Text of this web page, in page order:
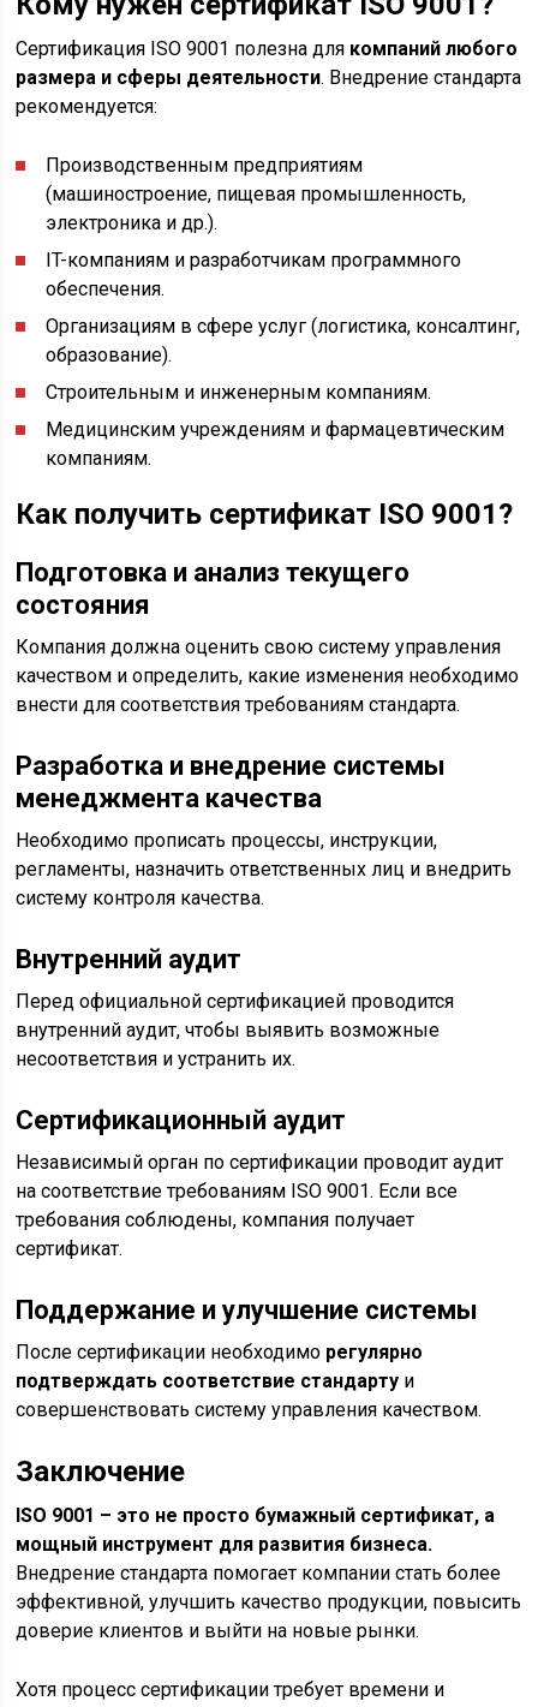
Сертификация ISO 9001 полезна для компаний любого
размера и сферы деятельности. Внедрение стандарта
рекомендуется:
Производственным предприятиям
(машиностроение, пищевая промышленность,
электроника и др.).
IT-компаниям и разработчикам программного
обеспечения.
Организациям в сфере услуг (логистика, консалтинг,
образование).
Строительным и инженерным компаниям.
Медицинским учреждениям и фармацевтическим
компаниям.
Как получить сертификат ISO 9001?
Подготовка и анализ текущего
состояния
Компания должна оценить свою систему управления
качеством и определить, какие изменения необходимо
внести для соответствия требованиям стандарта.
Разработка и внедрение системы
менеджмента качества
Необходимо прописать процессы, инструкции,
регламенты, назначить ответственных лиц и внедрить
систему контроля качества.
Внутренний аудит
Перед официальной сертификацией проводится
внутренний аудит, чтобы выявить возможные
несоответствия и устранить их.
Сертификационный аудит
Независимый орган по сертификации проводит аудит
на соответствие требованиям ISO 9001. Если все
требования соблюдены, компания получает
сертификат.
Поддержание и улучшение системы
После сертификации необходимо регулярно
подтверждать соответствие стандарту и
совершенствовать систему управления качеством.
Заключение
ISO 9001 – это не просто бумажный сертификат, а
мощный инструмент для развития бизнеса.
Внедрение стандарта помогает компании стать более
эффективной, улучшить качество продукции, повысить
доверие клиентов и выйти на новые рынки.
Хотя процесс сертификации требует времени и